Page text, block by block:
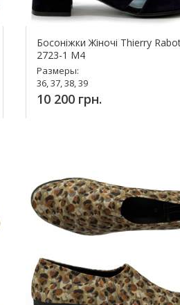
Босоніжки Жіночі Thierry
2723-1 M4
Размеры:
36, 37, 38, 39
10 200 грн.